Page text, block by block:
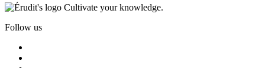
Cultivate your knowledge.
Follow us